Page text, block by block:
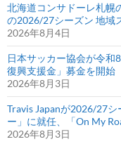
北海道コンサドーレ札幌
の2026/27シーズン 地域
2026年8月4日
日本サッカー協会が令和
復興支援金」募金を開始
2026年8月3日
Travis Japanが2026/27
ー」に就任、「On My
2026年8月3日